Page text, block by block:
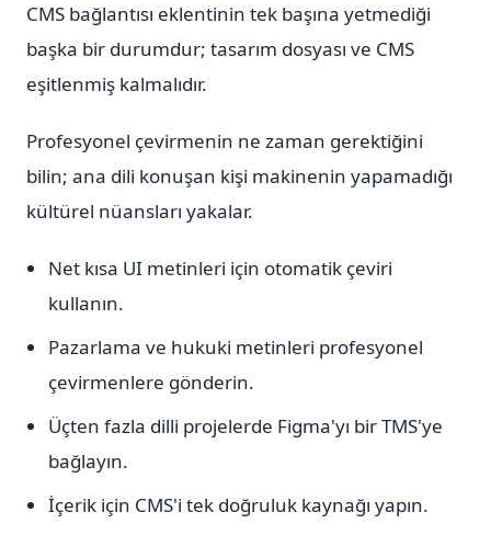
CMS bağlantısı eklentinin tek başına yetmediği
başka bir durumdur; tasarım dosyası ve CMS
eşitlenmiş kalmalıdır.
Profesyonel çevirmenin ne zaman gerektiğini
bilin; ana dili konuşan kişi makinenin yapamadığı
kültürel nüansları yakalar.
Net kısa UI metinleri için otomatik çeviri
kullanın.
Pazarlama ve hukuki metinleri profesyonel
çevirmenlere gönderin.
Üçten fazla dilli projelerde Figma'yı bir TMS'ye
bağlayın.
İçerik için CMS'i tek doğruluk kaynağı yapın.